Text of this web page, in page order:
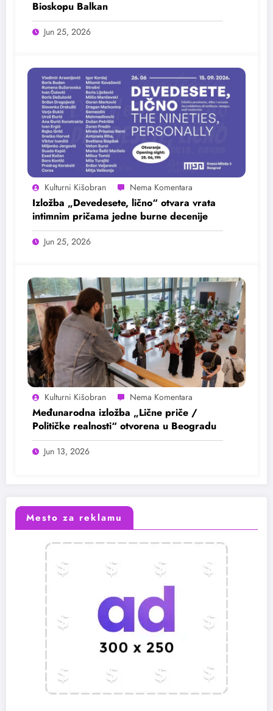
Bioskopu Balkan
Jun 25, 2026
Kulturni Kišobran
Izložba „Devedesete, lično“ otvara vrata
intimnim pričama jedne burne decenije
Jun 25, 2026
Kulturni Kišobran
Međunarodna izložba „Lične priče /
Političke realnosti“ otvorena u Beogradu
Jun 13, 2026
Mesto za reklamu